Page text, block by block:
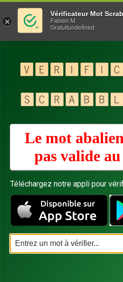
Le mot
pas valide au
Téléchargez notre appli pour
Vérificateur Mot
Fabien M
Gratuitundefined